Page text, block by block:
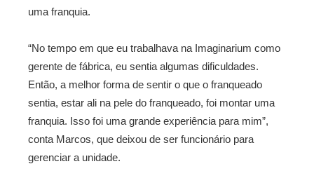
uma franquia.
“No tempo em que eu trabalhava na Imaginarium como
gerente de fábrica, eu sentia algumas dificuldades.
Então, a melhor forma de sentir o que o franqueado
sentia, estar ali na pele do franqueado, foi montar uma
franquia. Isso foi uma grande experiência para mim”,
conta Marcos, que deixou de ser funcionário para
gerenciar a unidade.